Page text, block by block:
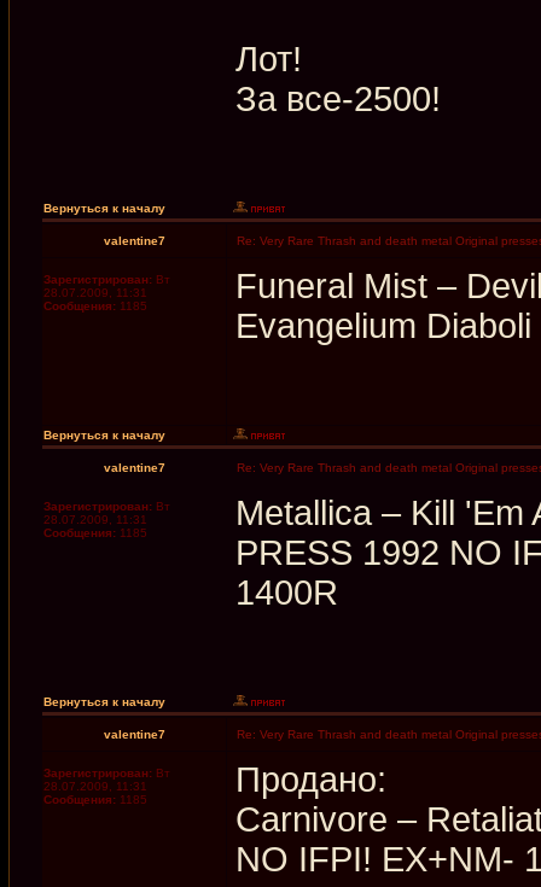
Лот!
За все-2500!
Вернуться к началу
valentine7 Re: Very Rare Thrash and death metal Original
Зарегистрирован: Вт
28.07.2009, 11:31
Сообщения: 1185
Funeral Mist ‎–
Evangelium
Вернуться к началу
valentine7 Re: Very Rare Thrash and death metal Original
Зарегистрирован: Вт
28.07.2009, 11:31
Сообщения: 1185
Metallica ‎– Kill 'Em
PRESS 1992 NO
1400R
Вернуться к началу
valentine7 Re: Very Rare Thrash and death metal Original
Зарегистрирован: Вт
28.07.2009, 11:31
Сообщения: 1185
Продано:
Carnivore –
NO IFPI! EX+NM-